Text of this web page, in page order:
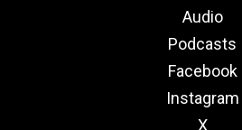
Audio
Podcasts
Facebook
Instagram
X